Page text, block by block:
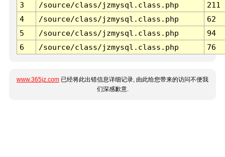
3 /source/class/jzmysql.class.php
211
4
/source/class/jzmysql.class.php
62
5
/source/class/jzmysql.class.php
94
6
/source/class/jzmysql.class.php 76
www.365jz.com 已经将此出错信息详细记录, 由此给您带来的访问不便我
们深感歉意.